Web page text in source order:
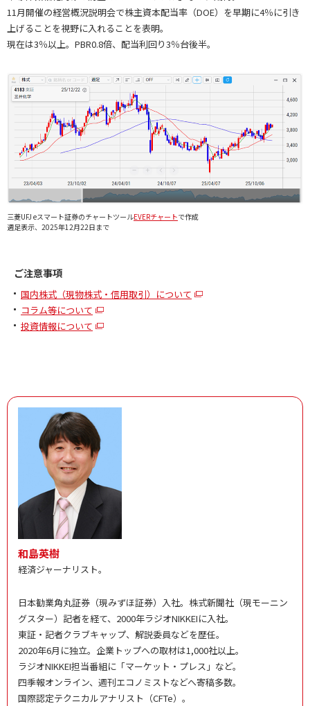
11月開催の経営概況説明会で株主資本配当率（DOE）を早期に4％に引き
上げることを視野に入れることを表明。
現在は3％以上。PBR0.8倍、配当利回り3％台後半。
三菱UFJ eスマート証券のチャートツールEVERチャートで作成
週足表示、2025年12月22日まで
ご注意事項
国内株式（現物株式・信用取引）について
コラム等について
投資情報について
和島英樹
経済ジャーナリスト。
日本勧業角丸証券（現みずほ証券）入社。株式新聞社（現モーニン
グスター）記者を経て、2000年ラジオNIKKEIに入社。
東証・記者クラブキャップ、解説委員などを歴任。
2020年6月に独立。企業トップへの取材は1,000社以上。
ラジオNIKKEI担当番組に「マーケット・プレス」など。
四季報オンライン、週刊エコノミストなどへ寄稿多数。
国際認定テクニカルアナリスト（CFTe）。